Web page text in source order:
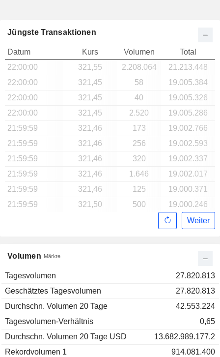
Volumen Märkte
Tagesvolumen
27.820.813
Geschätztes Tagesvolumen
27.820.813
Durchschn. Volumen 20 Tage
42.553.224
Tagesvolumen-Verhältnis
0,65
Durchschn. Volumen 20 Tage USD
13.682.989.177,2
Rekordvolumen 1
914.081.400
Jüngste Transaktionen
Datum Kurs Volumen
Total
22:00:00
321,55 2.208.064
21.213.448
22:00:00
321,45 58
19.005.384
22:00:00
321,45 40
19.005.326
22:00:00
321,45 2.520
19.005.286
21:59:59
321,46 173
19.002.766
21:59:59
321,46 256
19.002.593
21:59:59
321,46 320
19.002.337
21:59:59
321,46 1.646
19.002.017
21:59:59
321,46 125
19.000.371
21:59:59
321,50 500
19.000.246
Weiter